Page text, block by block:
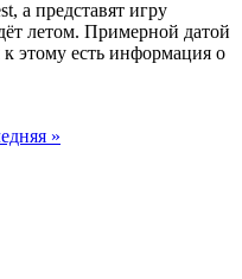
а представят игру
летом. Примерной датой
этому есть информация о
»